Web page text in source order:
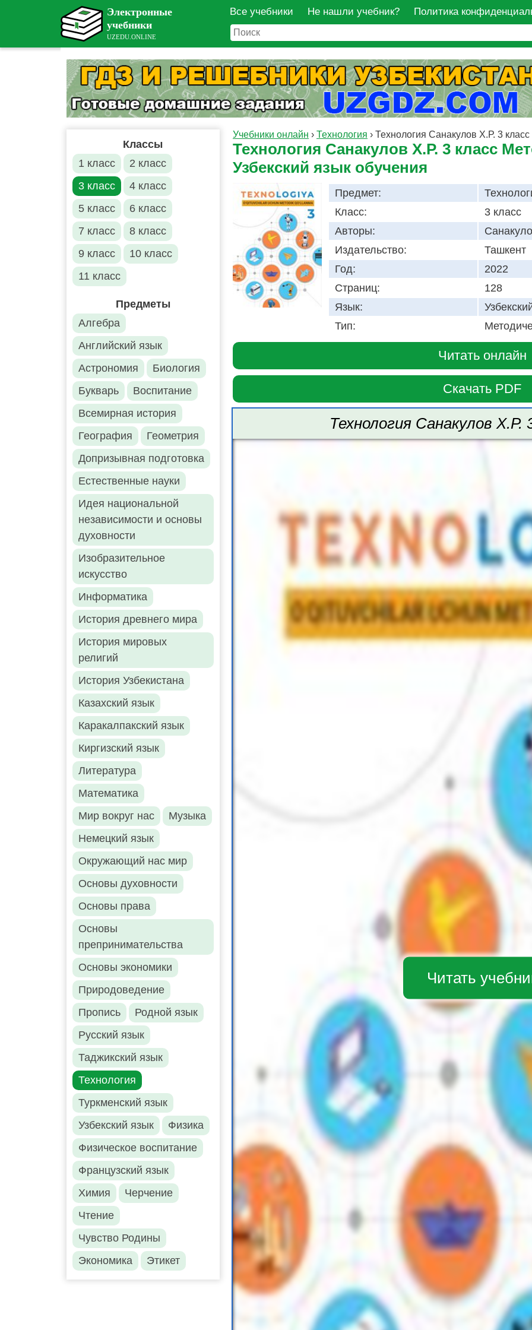
Все учебники Не нашли учебник? Политика
Классы
1 класс
2 класс
3 класс
4 класс
5 класс
6 класс
7 класс
8 класс
9 класс
10 класс
11 класс
Предметы
Алгебра
Английский язык
Астрономия
Биология
Букварь
Воспитание
Всемирная история
География
Геометрия
Допризывная подготовка
Естественные науки
Идея национальной
независимости и основы
духовности
Изобразительное
искусство
Информатика
История древнего мира
История мировых
религий
История Узбекистана
Казахский язык
Каракалпакский язык
Киргизский язык
Литература
Математика
Мир вокруг нас
Музыка
Немецкий язык
Окружающий нас мир
Основы духовности
Основы права
Основы
препринимательства
Основы экономики
Природоведение
Пропись
Родной язык
Русский язык
Таджикский язык
Технология
Туркменский язык
Узбекский язык
Физика
Физическое воспитание
Французский язык
Химия
Черчение
Чтение
Чувство Родины
Экономика
Этикет
Учебники онлайн › Технология › Технология Санакулов Х.Р. 3 класс
Технология Санакулов Х.Р. 3 класс
Узбекский язык обучения
Предмет:
Класс:
3 класс
Авторы:
Издательство:
Ташкент
Год:
2022
Страниц:
128
Язык:
Тип:
Читать онлайн
Скачать PDF
Технология Санакулов Х.Р.
Читать